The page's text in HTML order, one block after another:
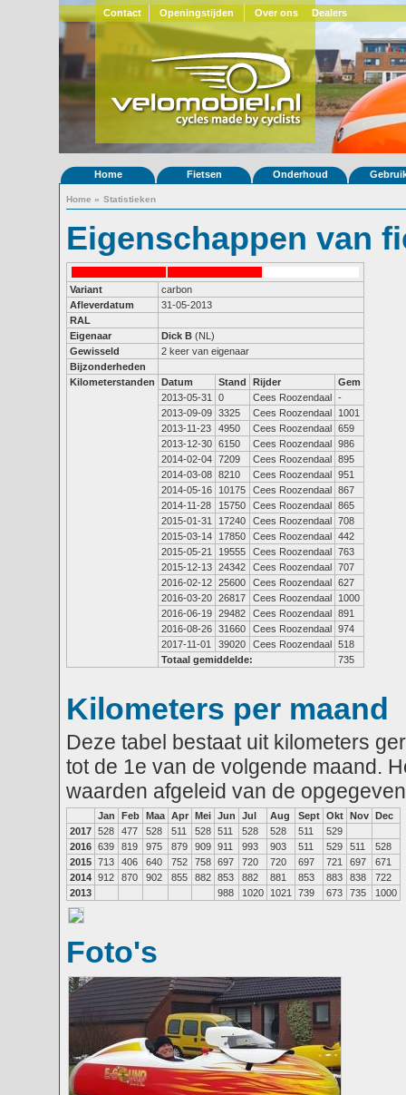
Contact Openingstijden Over ons Dealers
Home Fietsen Onderhoud
Home » Statistieken
Eigenschappen van
Variant
carbon
Afleverdatum
31-05-2013
RAL
Eigenaar
Dick B (NL)
Gewisseld
2 keer van eigenaar
Bijzonderheden
Kilometerstanden
Datum Stand Rijder
Gem
2013-05-31
0 Cees Roozendaal -
2013-09-09 3325 Cees Roozendaal
1001
2013-11-23
4950 Cees Roozendaal 659
2013-12-30 6150 Cees Roozendaal 986
2014-02-04 7209 Cees Roozendaal 895
2014-03-08 8210 Cees Roozendaal 951
2014-05-16
10175 Cees Roozendaal 867
2014-11-28
15750 Cees Roozendaal 865
2015-01-31
17240 Cees Roozendaal 708
2015-03-14
17850 Cees Roozendaal 442
2015-05-21
19555 Cees Roozendaal 763
2015-12-13 24342 Cees Roozendaal 707
2016-02-12 25600 Cees Roozendaal 627
2016-03-20 26817 Cees Roozendaal
1000
2016-06-19 29482 Cees Roozendaal 891
2016-08-26 31660 Cees Roozendaal 974
2017-11-01
39020 Cees Roozendaal 518
Totaal gemiddelde:
735
Kilometers per maand
Deze tabel bestaat uit kilometers
tot de 1e van de volgende maand.
waarden afgeleid van de
Jan Feb Maa Apr Mei Jun Jul Aug Sept Okt Nov Dec
2017 528 477 528 511 528 511 528 528 511
529
2016 639 819 975 879 909 911 993 903 511 529 511
528
2015 713 406 640 752 758 697 720 720 697 721 697
671
2014 912 870 902 855 882 853 882 881 853 883 838
722
2013
988 1020 1021 739 673 735 1000
Foto's